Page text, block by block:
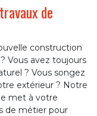
de
construction
Vous avez toujours
? Vous songez
extérieur ? Notre
met à votre
de métier pour